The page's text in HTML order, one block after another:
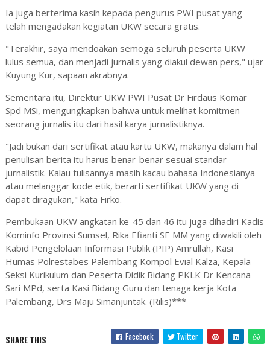
Ia juga berterima kasih kepada pengurus PWI pusat yang
telah mengadakan kegiatan UKW secara gratis.
"Terakhir, saya mendoakan semoga seluruh peserta UKW
lulus semua, dan menjadi jurnalis yang diakui dewan pers," ujar
Kuyung Kur, sapaan akrabnya.
Sementara itu, Direktur UKW PWI Pusat Dr Firdaus Komar
Spd MSi, mengungkapkan bahwa untuk melihat komitmen
seorang jurnalis itu dari hasil karya jurnalistiknya.
"Jadi bukan dari sertifikat atau kartu UKW, makanya dalam hal
penulisan berita itu harus benar-benar sesuai standar
jurnalistik. Kalau tulisannya masih kacau bahasa Indonesianya
atau melanggar kode etik, berarti sertifikat UKW yang di
dapat diragukan," kata Firko.
Pembukaan UKW angkatan ke-45 dan 46 itu juga dihadiri Kadis
Kominfo Provinsi Sumsel, Rika Efianti SE MM yang diwakili oleh
Kabid Pengelolaan Informasi Publik (PIP) Amrullah, Kasi
Humas Polrestabes Palembang Kompol Evial Kalza, Kepala
Seksi Kurikulum dan Peserta Didik Bidang PKLK Dr Kencana
Sari MPd, serta Kasi Bidang Guru dan tenaga kerja Kota
Palembang, Drs Maju Simanjuntak. (Rilis)***
SHARE THIS Facebook Twitter